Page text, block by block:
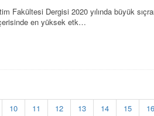
Fakültesi Dergisi 2020 yılında büyük
en yüksek etk…
10 11 12 13 14 15 16